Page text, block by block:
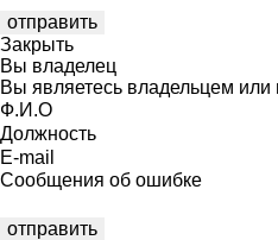
Закрыть
Вы владелец
Вы являетесь владельцем
Ф.И.О
Должность
E-mail
Сообщения об ошибке